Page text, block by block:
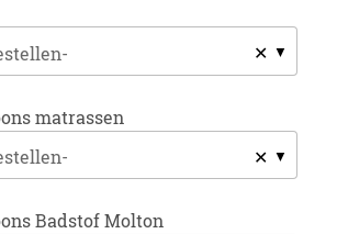
✕
matrassen
✕
Badstof Molton